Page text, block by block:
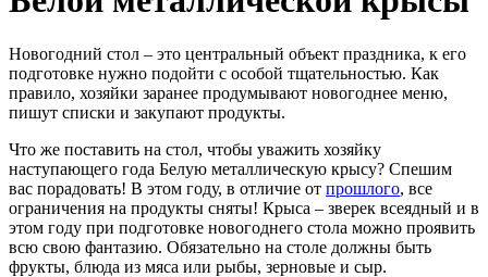
Новогодний стол – это центральный объект праздника, к его
подготовке нужно подойти с особой тщательностью. Как
правило, хозяйки заранее продумывают новогоднее меню,
пишут списки и закупают продукты.
Что же поставить на стол, чтобы уважить хозяйку
наступающего года Белую металлическую крысу? Спешим
вас порадовать! В этом году, в отличие от прошлого, все
ограничения на продукты сняты! Крыса – зверек всеядный и в
этом году при подготовке новогоднего стола можно проявить
всю свою фантазию. Обязательно на столе должны быть
фрукты, блюда из мяса или рыбы, зерновые и сыр.